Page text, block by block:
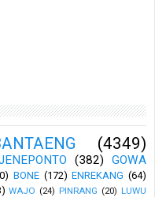
(4349)
(382)
GOWA
BONE (172) ENREKANG (64)
WAJO (24) PINRANG (20) LUWU